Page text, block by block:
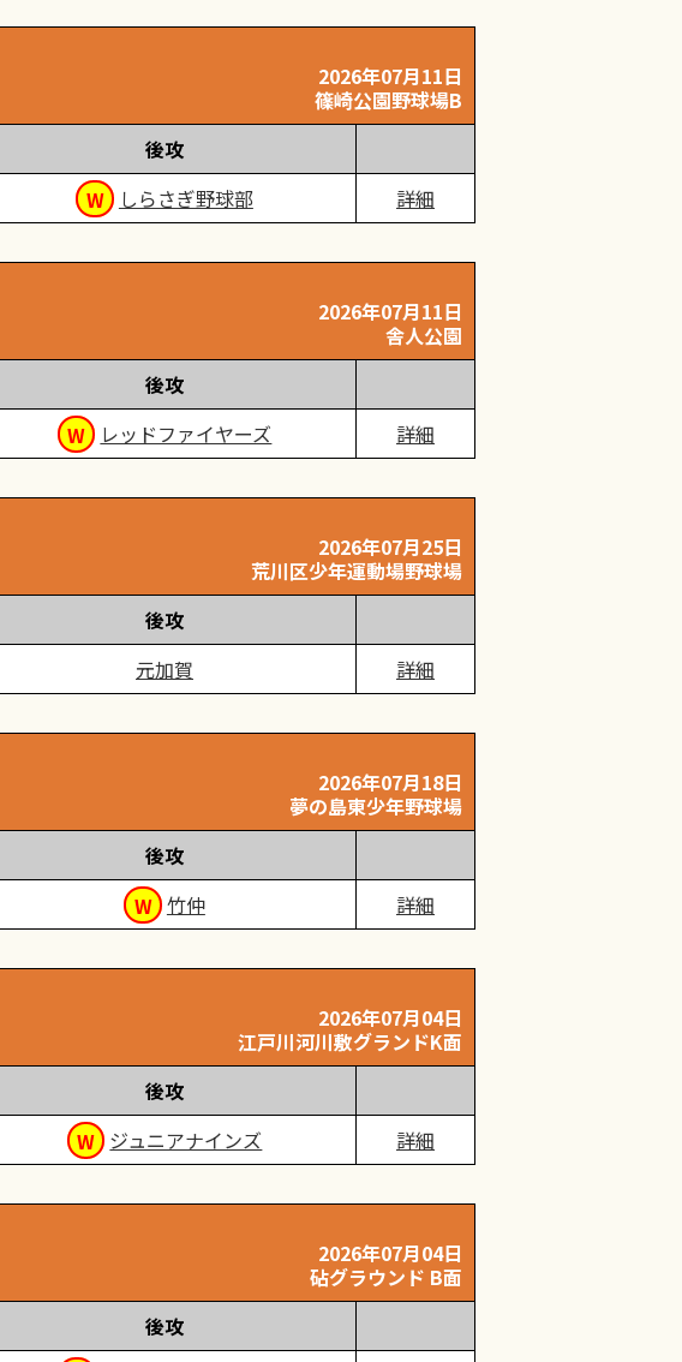
2026年07月11日
篠崎公園野球場B
後攻
しらさぎ野球部 詳細
2026年07月11日
舎人公園
後攻
レッドファイヤーズ 詳細
2026年07月25日
荒川区少年運動場野球場
後攻
元加賀 詳細
2026年07月18日
夢の島東少年野球場
後攻
竹仲 詳細
2026年07月04日
江戸川河川敷グランドK面
後攻
ジュニアナインズ 詳細
2026年07月04日
砧グラウンド B面
後攻